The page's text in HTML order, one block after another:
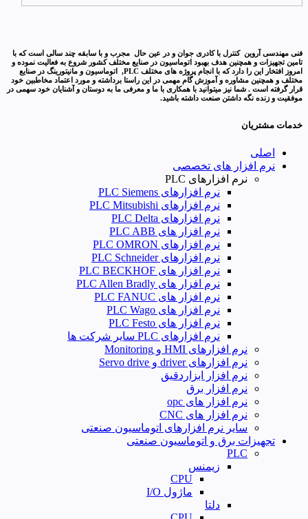
فنی مهندسی آروین کنترل با کادری جوان و در عین حال مجرب و با سابقه چند سالی است که با
تامین تجهیزات و همچنین هدف بهبود اتوماسیون در صنایع مختلف کشور شروع به فعالیت نموده و
امروز افتخار این را دارد که با انجام پروژه های مختلف PLC, اتوماسیون و مانیتورینگ در صنایع
مختلف و همچنین مشاوره و آموزش گام مهمی در این راستا برداشته و مورد اعتماد مخاطبین خود
قرار گرفته است . شما نیز میتوانید با همکاری با ما و معرفی ما به دوستان و آشنایان خود سهمی در
موفقیت و زنده نگه داشتن صنعت داشته باشید.
خدمات مشتریان
اصلی
نرم افزار های تخصصی
نرم افزارهای PLC
نرم افزارهای PLC Siemens
نرم افزارهای PLC Mitsubishi
نرم‌ افزارهای PLC Delta
نرم افزار های PLC ABB
نرم افزارهای PLC OMRON
نرم افزارهای PLC Schneider
نرم افزار های PLC BECKHOF
نرم افزار های PLC Allen Bradly
نرم افزار های PLC FANUC
نرم افزار های PLC Wago
نرم افزار های PLC Festo
نرم افزارهای PLC سایر شرکت ها
نرم افزارهای HMI و Monitoring
نرم افزارهای driver و Servo drive
نرم افزار ابزاردقیق
نرم افزار برق
نرم افزار های opc
نرم افزار های CNC
سایر نرم افزارهای اتوماسیون صنعتی
تجهیزات برق و اتوماسیون صنعتی
PLC
زیمنس
CPU
ماژول I/O
دلتا